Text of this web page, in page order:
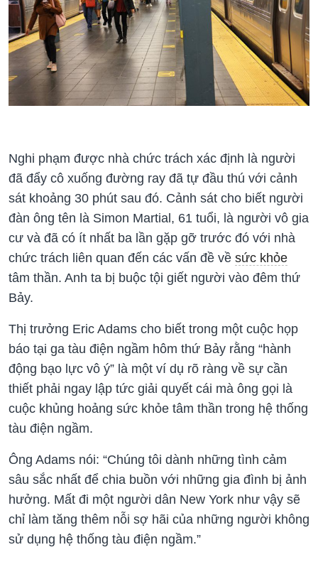
Nghi phạm được nhà chức trách xác định là người
đã đẩy cô xuống đường ray đã tự đầu thú với cảnh
sát khoảng 30 phút sau đó. Cảnh sát cho biết người
đàn ông tên là Simon Martial, 61 tuổi, là người vô gia
cư và đã có ít nhất ba lần gặp gỡ trước đó với nhà
chức trách liên quan đến các vấn đề về sức khỏe
tâm thần. Anh ta bị buộc tội giết người vào đêm thứ
Bảy.
Thị trưởng Eric Adams cho biết trong một cuộc họp
báo tại ga tàu điện ngầm hôm thứ Bảy rằng “hành
động bạo lực vô ý” là một ví dụ rõ ràng về sự cần
thiết phải ngay lập tức giải quyết cái mà ông gọi là
cuộc khủng hoảng sức khỏe tâm thần trong hệ thống
tàu điện ngầm.
Ông Adams nói: “Chúng tôi dành những tình cảm
sâu sắc nhất để chia buồn với những gia đình bị ảnh
hưởng. Mất đi một người dân New York như vậy sẽ
chỉ làm tăng thêm nỗi sợ hãi của những người không
sử dụng hệ thống tàu điện ngầm.”